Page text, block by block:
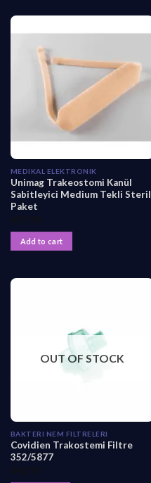
MEDIKAL ELEKTRONIK
Unimag Trakeostomi Kanül
Sabitleyici Medium Tekli Steril
Paket
Add to cart
OUT OF STOCK
BAKTERI NEM FILTRELERI
Covidien Trakostemi Filtre
352/5877